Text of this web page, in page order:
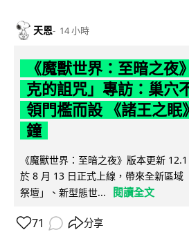
天恩 14 小時
《魔獸世界：至暗之夜
克的詛咒」專訪：巢穴
領門檻而設 《諸王之眠
鐘
《魔獸世界：至暗之夜》版本更新
於 8 月 13 日正式上線，帶來全新區域
祭壇」、新型態世...
閱讀全文
71 分享